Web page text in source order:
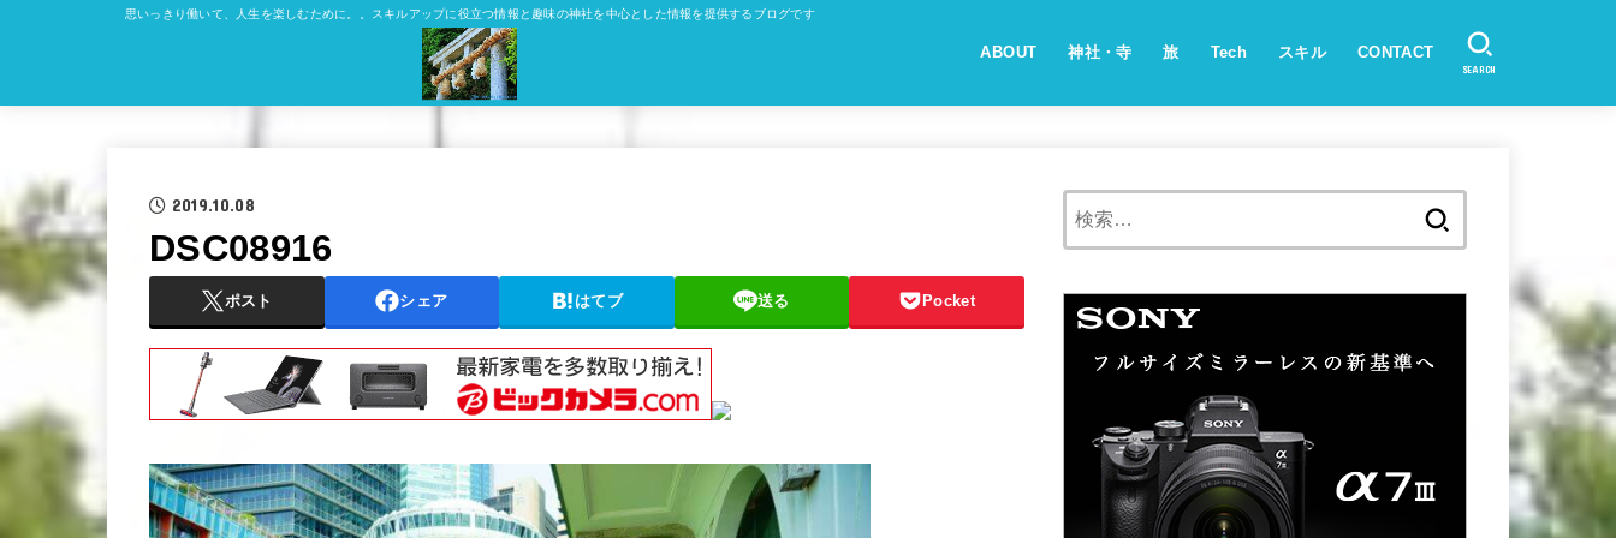
思いっきり働いて、人生を楽しむために。。スキルアップに役立つ情報と趣味の神社を中心とした情報を提供するブログです
ABOUT 神社・寺 旅 Tech スキル CONTACT
SEARCH
2019.10.08
DSC08916
ポスト シェア はてブ 送る Pocket